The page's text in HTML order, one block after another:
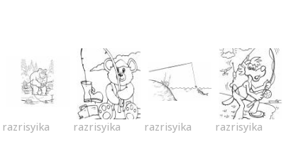
razrisyika razrisyika razrisyika razrisyika